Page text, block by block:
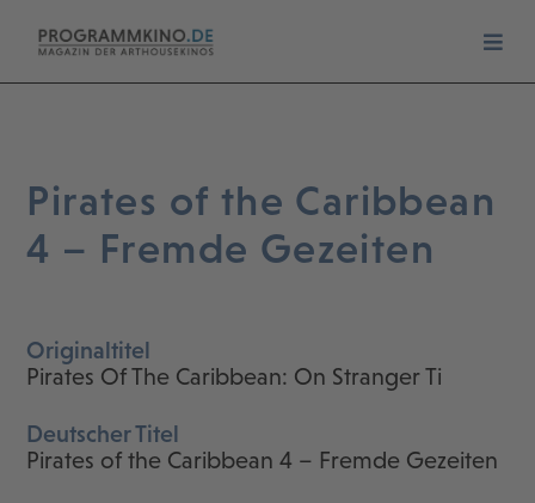
Pirates of the Caribbean
4 – Fremde Gezeiten
Originaltitel
Pirates Of The Caribbean: On Stranger Ti
Deutscher Titel
Pirates of the Caribbean 4 – Fremde Gezeiten